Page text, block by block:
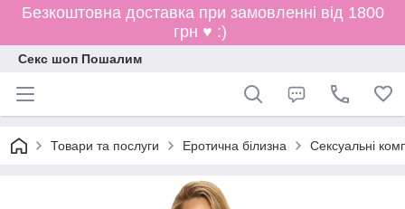
Безкоштовна доставка при замовленні від 1800
грн ♥ :)
Секс шоп Пошалим
Товари та послуги Еротична білизна Сексуальні